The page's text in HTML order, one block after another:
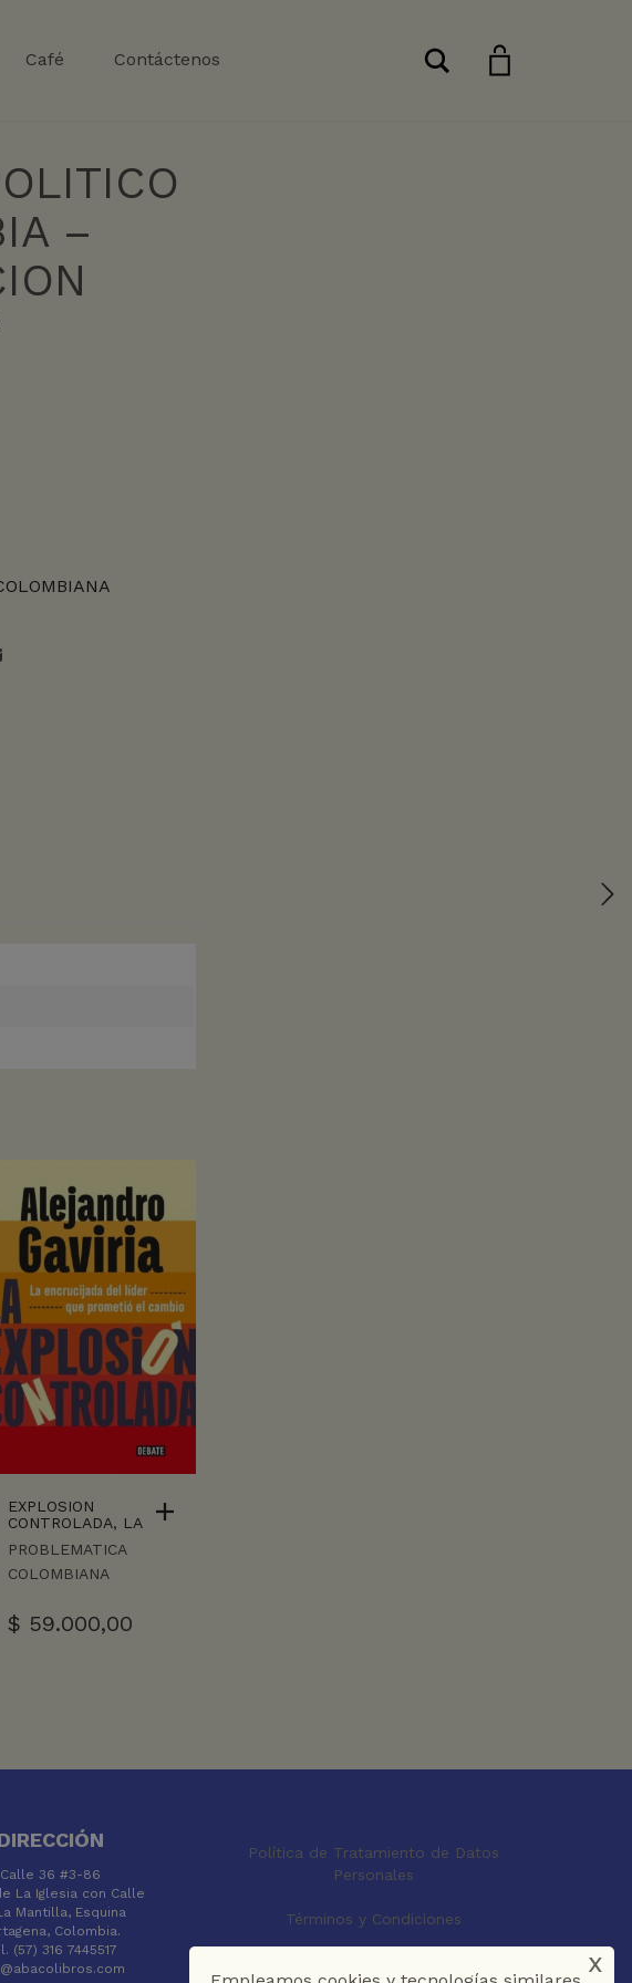
Café Contáctenos Buscar
–
EXPLOSION
CONTROLADA, LA
PROBLEMATICA
COLOMBIANA
$ 59.000,00
Calle 36 #3-86
La Iglesia con Calle
Mantilla, Esquina
Colombia.
(57) 316 7445517
Política de Tratamiento de Datos
Personales
Términos y Condiciones
x